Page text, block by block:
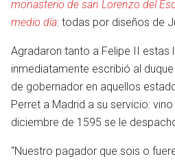
monasterio de san Lorenzo del
medio día: todas por diseños de
Agradaron tanto a Felipe II estas
inmediatamente escribió al
de gobernador en aquellos
Perret a Madrid a su servicio:
diciembre de 1595 se le
“Nuestro pagador que sois o